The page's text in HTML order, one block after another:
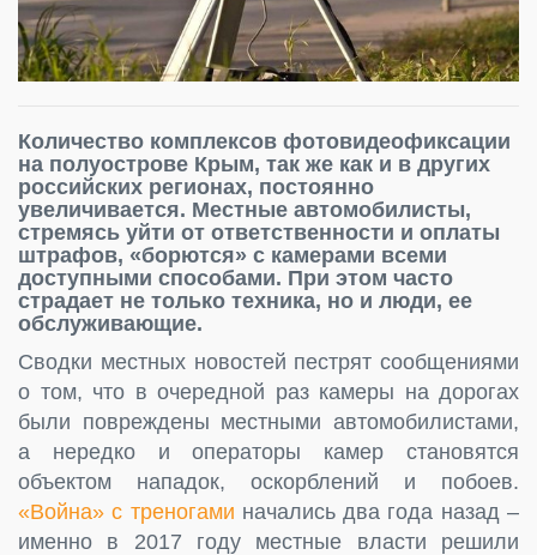
Количество комплексов фотовидеофиксации
на полуострове Крым, так же как и в других
российских регионах, постоянно
увеличивается. Местные автомобилисты,
стремясь уйти от ответственности и оплаты
штрафов, «борются» с камерами всеми
доступными способами. При этом часто
страдает не только техника, но и люди, ее
обслуживающие.
Сводки местных новостей пестрят сообщениями
о том, что в очередной раз камеры на дорогах
были повреждены местными автомобилистами,
а нередко и операторы камер становятся
объектом нападок, оскорблений и побоев.
«Война» с треногами начались два года назад –
именно в 2017 году местные власти решили